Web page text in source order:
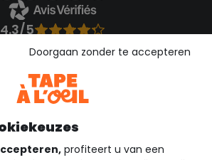
4.3/5
de vertrouwensverklaring
onze applicatie
Ontdek onze applicatie
profiteert u van een
Doorgaan zonder te accepteren